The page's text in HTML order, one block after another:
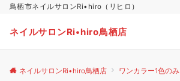
鳥栖市ネイルサロンRi•hiro（リヒロ）
ネイルサロンRi•hiro鳥栖店
ネイルサロンRi•hiro鳥栖店 ワンカラー1色のみ